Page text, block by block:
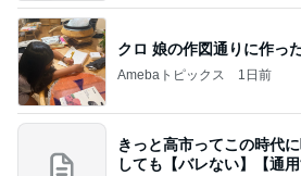
クロ 娘の作図通りに作っ
Amebaトピックス 1日前
きっと高市ってこの時代
しても【バレない】【通